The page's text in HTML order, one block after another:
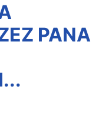
PANA